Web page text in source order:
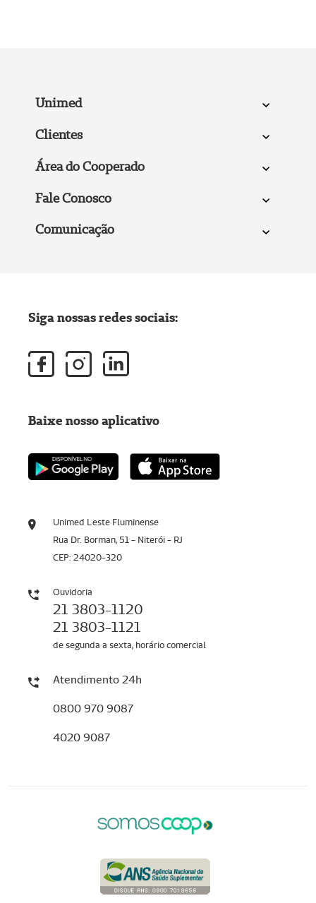
Unimed
Clientes
Área do Cooperado
Fale Conosco
Comunicação
Unimed Leste Fluminense
Rua Dr. Borman, 51 - Niterói - RJ
CEP: 24020-320
Ouvidoria
21 3803-1120
21 3803-1121
de segunda a sexta, horário comercial
Atendimento 24h
0800 970 9087
4020 9087
Siga nossas redes sociais:
Baixe nosso aplicativo